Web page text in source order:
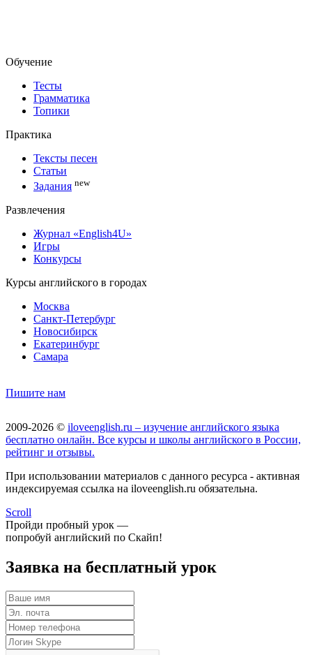
Обучение
Тесты
Грамматика
Топики
Практика
Тексты песен
Статьи
Задания new
Развлечения
Журнал «English4U»
Игры
Конкурсы
Курсы английского в городах
Москва
Санкт-Петербург
Новосибирск
Екатеринбург
Самара
Пишите нам
2009-2026 © iloveenglish.ru – изучение английского языка
бесплатно онлайн. Все курсы и школы английского в России,
рейтинг и отзывы.
При использовании материалов с данного ресурса - активная
индексируемая ссылка на iloveenglish.ru обязательна.
Scroll
Пройди пробный урок —
попробуй английский по Скайп!
Заявка на бесплатный урок